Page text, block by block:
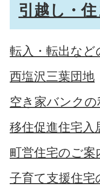
引越し・
転入・転出など
西塩沢三葉団地
空き家バンク
移住促進住宅入
町営住宅のご案
子育て支援住宅